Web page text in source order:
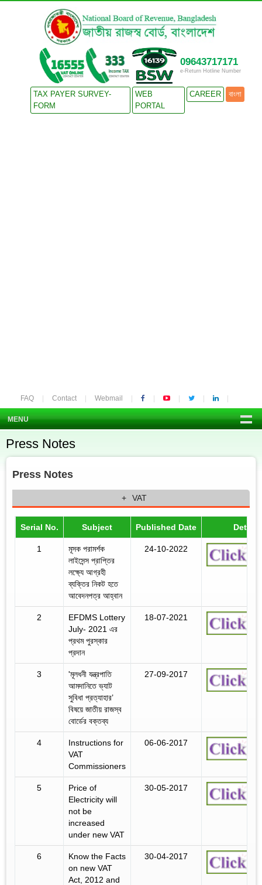
09643717171
e-Return Hotline Number
TAX PAYER SURVEY-
FORM
WEB
PORTAL
CAREER বাংলা
FAQ Contact Webmail
MENU
Press Notes
Press Notes
VAT
Serial No. Subject Published Date Details
1
মূসক পরামর্শক
লাইসেন্স প্রাপ্তির
লক্ষ্যে আগ্রহী
ব্যক্তির নিকট হতে
আবেদনপত্র আহ্বান
24-10-2022
2
EFDMS Lottery
July- 2021 এর
প্রথম পুরস্কার
প্রদান
18-07-2021
3
'মূলধনী যন্ত্রপাতি
আমদানিতে ভ্যাট
সুবিধা প্রত্যাহার’
বিষয়ে জাতীয় রাজস্ব
বোর্ডের বক্তব্য
27-09-2017
4
Instructions for
VAT
Commissioners
06-06-2017
5
Price of
Electricity will
not be
increased
under new VAT
30-05-2017
6
Know the Facts
on new VAT
Act, 2012 and
30-04-2017